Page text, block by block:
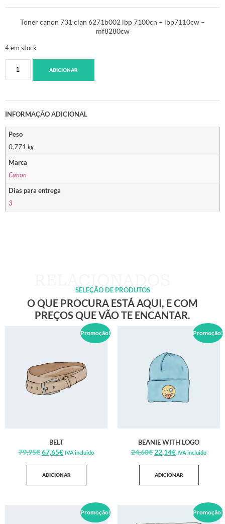
Toner canon 731 cian 6271b002 lbp 7100cn – lbp7110cw –
mf8280cw
4 em stock
ADICIONAR
INFORMAÇÃO ADICIONAL
Peso
0,771 kg
Marca
Canon
Dias para entrega
3
SELEÇÃO DE PRODUTOS
O QUE PROCURA ESTÁ AQUI, E COM
PREÇOS QUE VÃO TE ENCANTAR.
Promoção!
BELT
79,95€67,65€ IVA incluido
ADICIONAR
Promoção!
BEANIE WITH LOGO
24,60€ 22,14€ IVA incluido
ADICIONAR
Promoção! Promoção!